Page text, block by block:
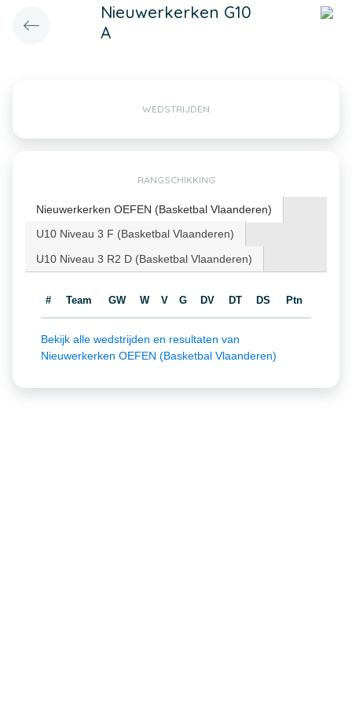
Nieuwerkerken G10
A
WEDSTRIJDEN
RANGSCHIKKING
Nieuwerkerken OEFEN (Basketbal Vlaanderen)
U10 Niveau 3 F (Basketbal Vlaanderen)
U10 Niveau 3 R2 D (Basketbal Vlaanderen)
# Team GW W V G DV DT DS Ptn
Bekijk alle wedstrijden en resultaten van
Nieuwerkerken OEFEN (Basketbal Vlaanderen)